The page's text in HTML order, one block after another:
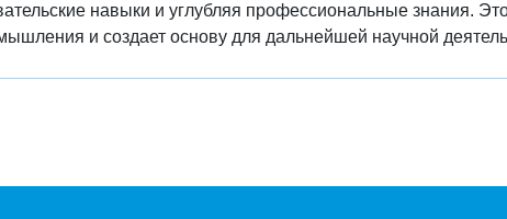
навыки и углубляя профессиональные знания.
и создает основу для дальнейшей научной